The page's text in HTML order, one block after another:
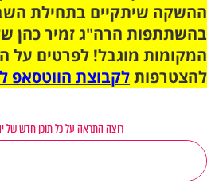
ההשקה שיתקיים בתחילת
בהשתתפות הרה"ג זמיר כהן
המקומות מוגבל! לפרטים על
להצטרפותלקבוצת הווטסאפ
רוצה התראה על כל תוכן חדש של